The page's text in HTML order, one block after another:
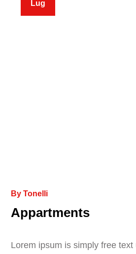
Lug
ByTonelli
Appartments
Lorem ipsum is simply free text